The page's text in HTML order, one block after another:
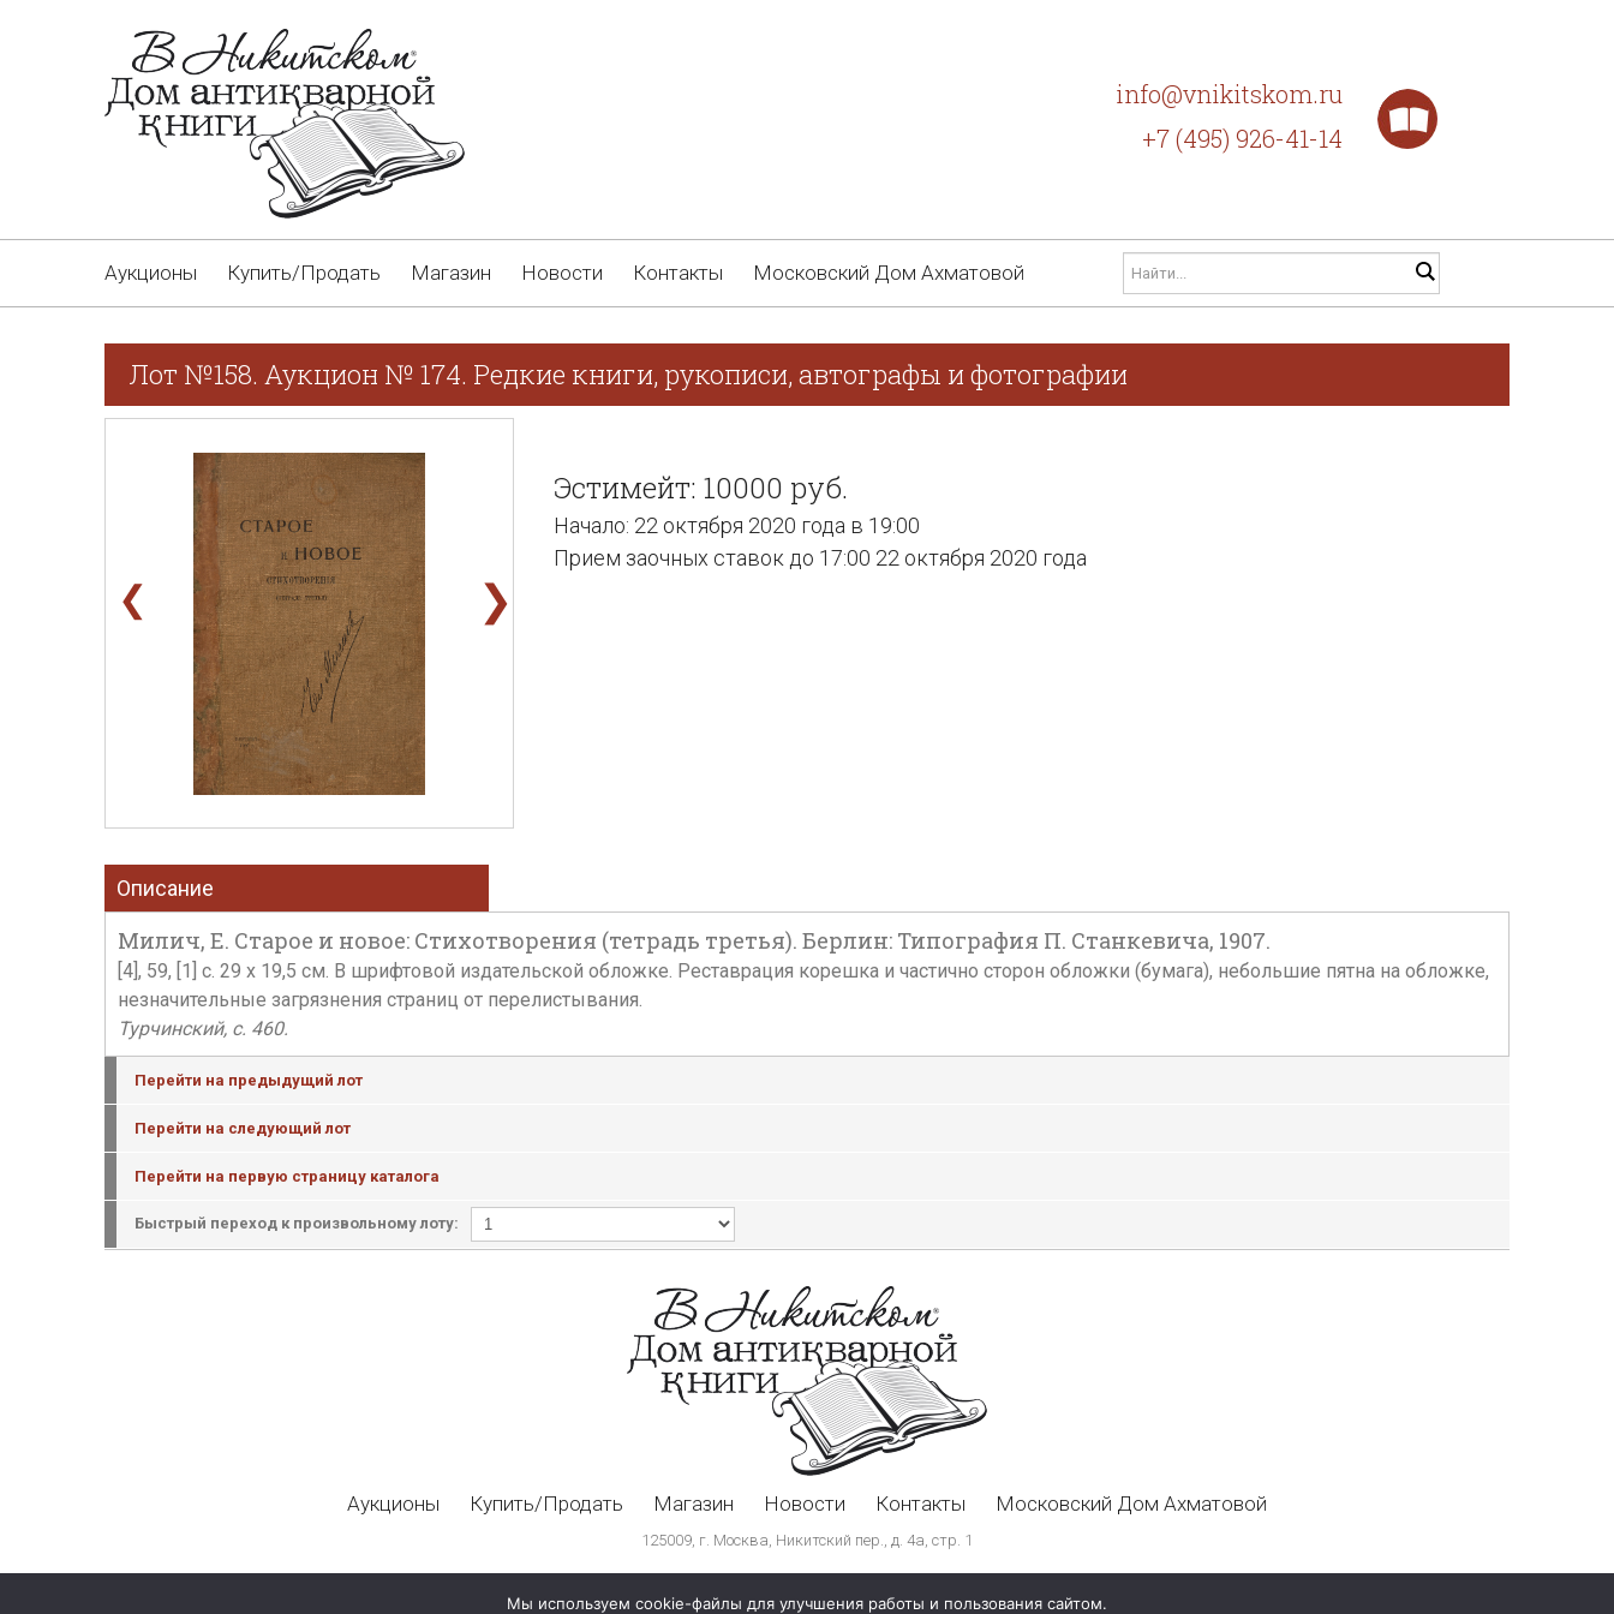
info@vnikitskom.ru
+7 (495) 926-41-14
Аукционы Купить/Продать Магазин Новости Контакты Московский Дом Ахматовой
Лот №158. Аукцион № 174. Редкие книги, рукописи, автографы и фотографии
❮ ❯
Эстимейт: 10000 руб.
Начало: 22 октября 2020 года в 19:00
Прием заочных ставок до 17:00 22 октября 2020 года
Описание
Милич, Е. Старое и новое: Стихотворения (тетрадь третья). Берлин: Типография П. Станкевича, 1907.
[4], 59, [1] c. 29 x 19,5 см. В шрифтовой издательской обложке. Реставрация корешка и частично сторон обложки (бумага), небольшие пятна на обложке,
незначительные загрязнения страниц от перелистывания.
Турчинский, с. 460.
Перейти на предыдущий лот
Перейти на следующий лот
Перейти на первую страницу каталога
Быстрый переход к произвольному лоту:
Аукционы Купить/Продать Магазин Новости Контакты Московский Дом Ахматовой
125009, г. Москва, Никитский пер., д. 4а, стр. 1
Мы используем cookie-файлы для улучшения работы и пользования сайтом.